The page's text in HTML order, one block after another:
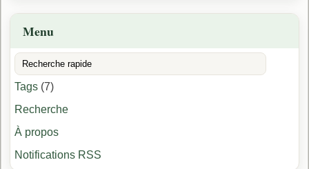
Menu
Tags (7)
Recherche
À propos
Notifications RSS